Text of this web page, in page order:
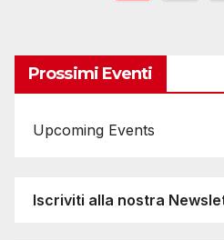
articoli
Prossimi Eventi
Upcoming Events
Iscriviti alla nostra